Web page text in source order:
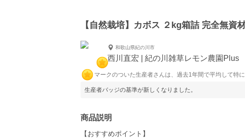
【自然栽培】カボス ２kg箱詰 完全無資
和歌山県紀の川市
西川直宏 | 紀の川雑草レモン農園Plus
マークのついた生産者さんは、過去1年間で平均して特
生産者バッジの基準が新しくなりました。
商品説明
【おすすめポイント】